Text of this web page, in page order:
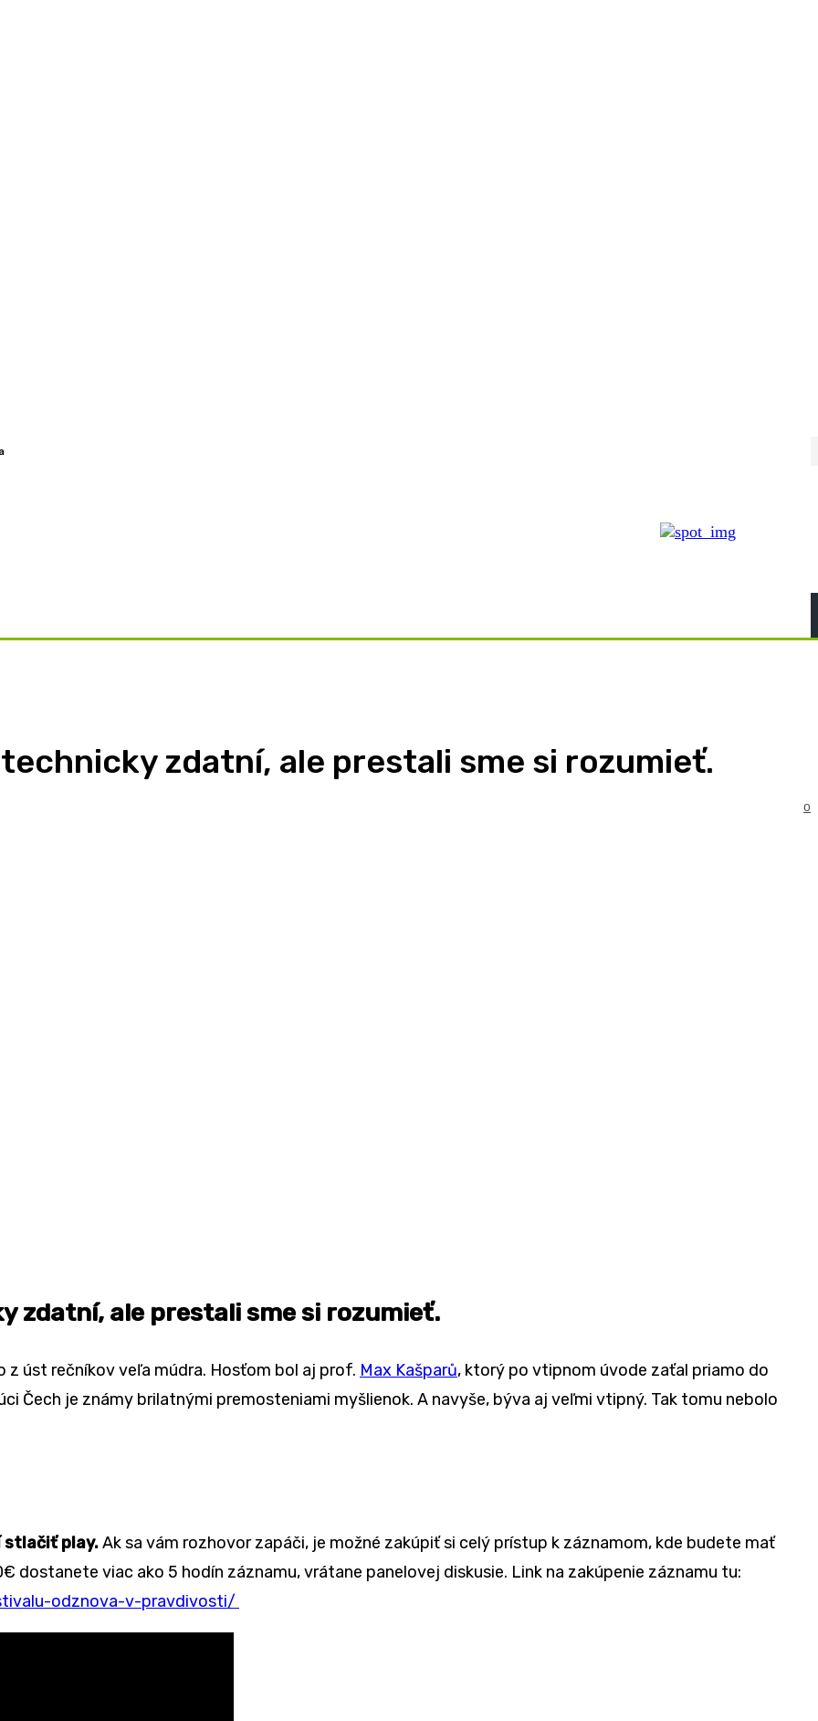
zdatní, ale prestali sme si rozumieť.
0
zdatní, ale prestali sme si rozumieť.
úst rečníkov veľa múdra. Hosťom bol aj prof. Max Kašparů, ktorý po vtipnom úvode zaťal priamo do
Čech je známy brilatnými premosteniami myšlienok. A navyše, býva aj veľmi vtipný. Tak tomu nebolo
stlačiť play.Ak sa vám rozhovor zapáči, je možné zakúpiť si celý prístup k záznamom, kde budete mať
dostanete viac ako 5 hodín záznamu, vrátane panelovej diskusie. Link na zakúpenie záznamu tu:
odznova-v-pravdivosti/